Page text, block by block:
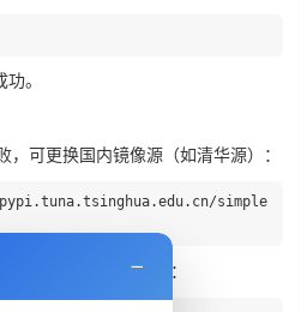
功。
，可更换国内镜像源（如清华源）：
simple
新版本，避免安装问题：